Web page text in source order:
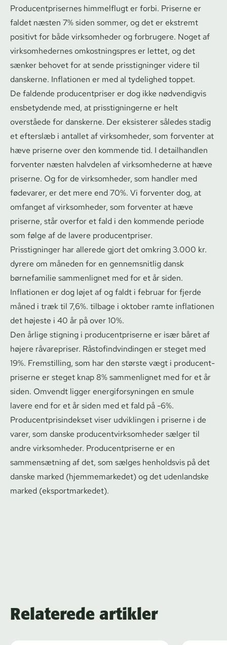
Pro­du­cent­pri­ser­nes himmelflugt er forbi. Priserne er
faldet næsten 7% siden sommer, og det er ekstremt
positivt for både virksomheder og forbrugere. Noget af
virk­som­he­der­nes om­kost­nings­pres er lettet, og det
sænker behovet for at sende prisstigninger videre til
danskerne. Inflationen er med al tydelighed toppet.
De faldende pro­du­cent­pri­ser er dog ikke nødvendigvis
ensbetydende med, at pris­stig­nin­ger­ne er helt
overståede for danskerne. Der eksisterer således stadig
et efterslæb i antallet af virksomheder, som forventer at
hæve priserne over den kommende tid. I detailhandlen
forventer næsten halvdelen af virksomhederne at hæve
priserne. Og for de virksomheder, som handler med
fødevarer, er det mere end 70%. Vi forventer dog, at
omfanget af virksomheder, som forventer at hæve
priserne, står overfor et fald i den kommende periode
som følge af de lavere pro­du­cent­pri­ser.
Prisstigninger har allerede gjort det omkring 3.000 kr.
dyrere om måneden for en gennemsnitlig dansk
børnefamilie sammenlignet med for et år siden.
Inflationen er dog løjet af og faldt i februar for fjerde
måned i træk til 7,6%. tilbage i oktober ramte inflationen
det højeste i 40 år på over 10%.
Den årlige stigning i pro­du­cent­pri­ser­ne er især båret af
højere råvarepriser. Rå­sto­find­vin­din­gen er steget med
19%. Fremstilling, som har den største vægt i pro­du­cent­
pri­ser­ne er steget knap 8% sammenlignet med for et år
siden. Omvendt ligger ener­gi­for­sy­nin­gen en smule
lavere end for et år siden med et fald på -6%.
Pro­du­cent­pri­sin­dek­set viser udviklingen i priserne i de
varer, som danske pro­du­centvirk­som­he­der sælger til
andre virksomheder. Pro­du­cent­pri­ser­ne er en
sammensætning af det, som sælges henholdsvis på det
danske marked (hjemmemarkedet) og det udenlandske
marked (eks­port­mar­ke­det).
Relaterede artikler